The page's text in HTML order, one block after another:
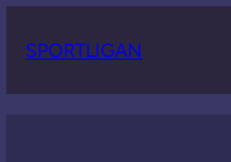
SPORTLIGAN